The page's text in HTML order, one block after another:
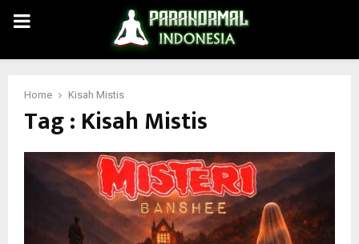
PRIMARY
MENU
Home Kisah Mistis
Tag : Kisah Mistis